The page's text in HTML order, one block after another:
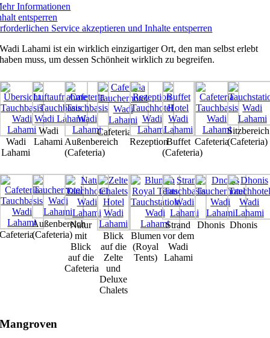
Informationen
entsperren
Service akzeptieren und Inhalte entsperren
Wadi Lahami ist ein wirklich einzigartiger Ort, den man selbst erlebt
haben muss, um dessen Schönheit wirklich zu begreifen.
Wadi
Lahami
Wadi
Lahami Außenbereich
(Cafeteria)
Cafeteria
RezeptionBuffet
(Cafeteria)
Cafeteria
Sitzbereich
(Cafeteria)
Cafeteria
Außenbereich
(Cafeteria)
Natur
mit
Blick
auf die
Cafeteria
Blick
auf die
Zelte
und
Deluxe
Chalets
Blumen
(Royal
Tents)
Strand
vor dem
Wadi
Lahami
Dhonis Dhonis
Mangroven